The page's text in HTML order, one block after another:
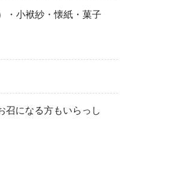
・小袱紗・懐紙・菓子
召になる方もいらっし